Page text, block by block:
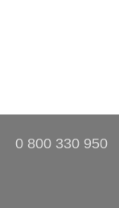
0 800 330 950